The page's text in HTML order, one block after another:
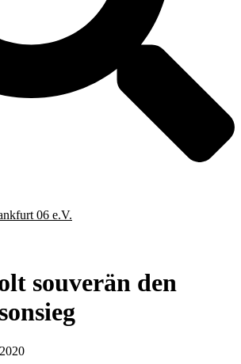
06 e.V.
souverän den